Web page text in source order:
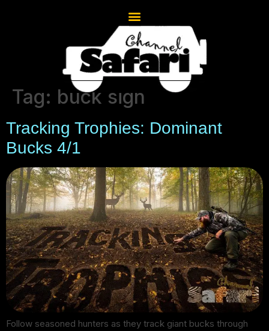
Tag: buck sign
Tracking Trophies: Dominant
Bucks 4/1
Follow seasoned hunters as they track giant bucks through